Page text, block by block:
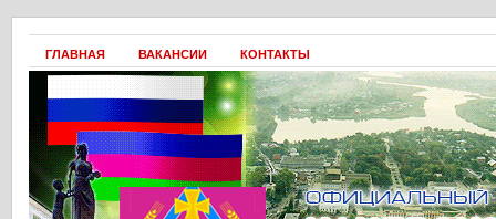
ГЛАВНАЯ ВАКАНСИИ КОНТАКТЫ